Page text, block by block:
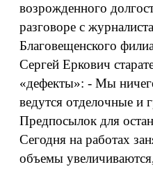
возрожденного
разговоре с
Благовещенского
Сергей Еркович
«дефекты»: - Мы
ведутся отделочные и
Предпосылок для
Сегодня на работах
объемы